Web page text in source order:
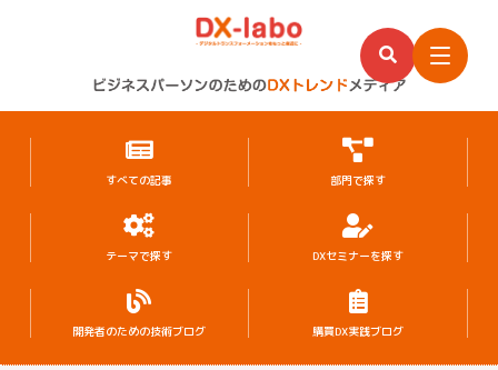
すべての記事 部門で探す
テーマで探す DXセミナーを探す
開発者のための技術ブログ 購買DX実践ブログ